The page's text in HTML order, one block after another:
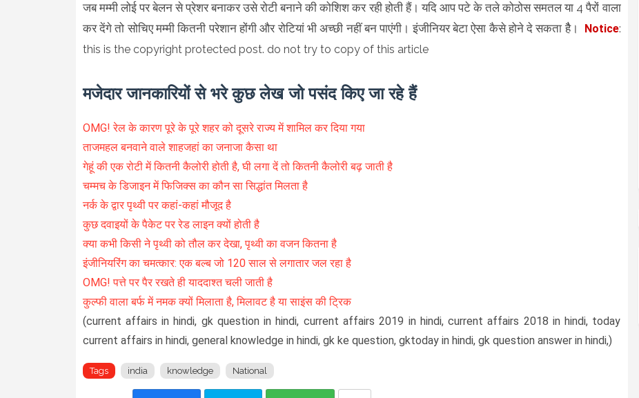
जब मम्मी लोई पर बेलन से प्रेशर बनाकर उसे रोटी बनाने की कोशिश कर रही होती हैं। यदि आप पटे के तले कोठोस समतल या 4 पैरों वाला
कर देंगे तो सोचिए मम्मी कितनी परेशान होंगी और रोटियां भी अच्छी नहीं बन पाएंगी। इंजीनियर बेटा ऐसा कैसे होने दे सकता हैै।
Notice:
this is the copyright protected post. do not try to copy of this article
मजेदार जानकारियों से भरे कुछ लेख जो पसंद किए जा रहे हैं
OMG! रेल के कारण पूरे के पूरे शहर को दूसरे राज्य में शामिल कर दिया गया
ताजमहल बनवाने वाले शाहजहां का जनाजा कैसा था
गेहूं की एक रोटी में कितनी कैलोरी होती है, घी लगा दें तो कितनी कैलोरी बढ़ जाती है
चम्मच के डिजाइन में फिजिक्स का कौन सा सिद्धांत मिलता है
नर्क के द्वार पृथ्वी पर कहां-कहां मौजूद है
कुछ दवाइयों के पैकेट पर रेड लाइन क्यों होती है
क्या कभी किसी ने पृथ्वी को तौल कर देखा, पृथ्वी का वजन कितना है
इंजीनियरिंग का चमत्कार: एक बल्ब जो 120 साल से लगातार जल रहा है
OMG! पत्ते पर पैर रखते ही याददाश्त चली जाती है
कुल्फी वाला बर्फ में नमक क्यों मिलाता है, मिलावट है या साइंस की ट्रिक
(current affairs in hindi, gk question in hindi, current affairs 2019 in hindi, current affairs 2018 in hindi, today
current affairs in hindi, general knowledge in hindi, gk ke question, gktoday in hindi, gk question answer in hindi,)
Tags india knowledge National